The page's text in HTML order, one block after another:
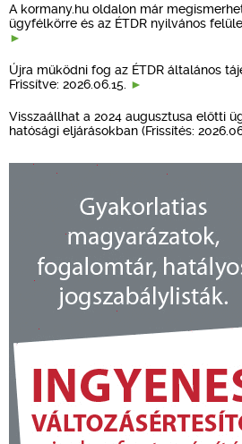
A kormany.hu oldalon már
ügyfélkörre és az ÉTDR nyilvános
Újra működni fog az ÉTDR általános
Frissítve: 2026.06.15.
Visszaállhat a 2024 augusztusa előtti
hatósági eljárásokban (Frissítés: